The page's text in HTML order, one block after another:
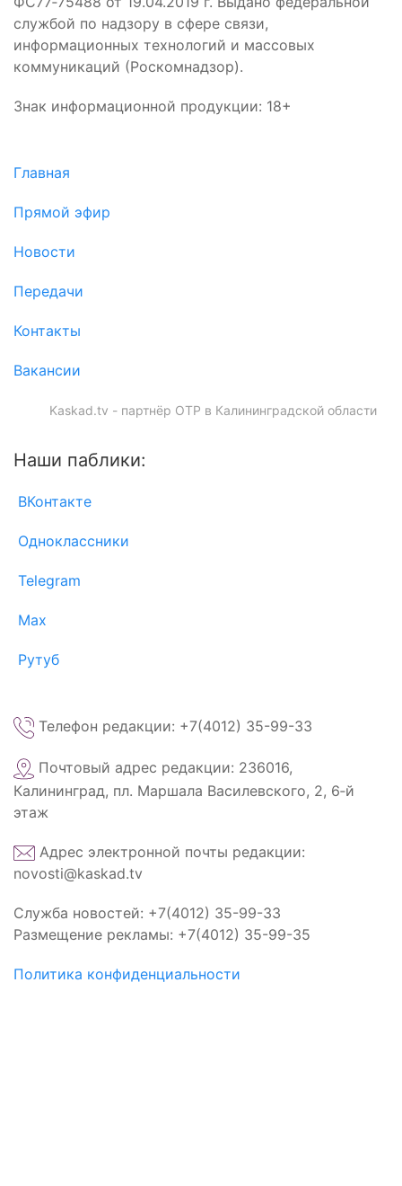
службой по надзору в сфере связи,
информационных технологий и массовых
коммуникаций (Роскомнадзор).
Знак информационной продукции: 18+
Главная
Прямой эфир
Новости
Передачи
Контакты
Вакансии
Kaskad.tv - партнёр ОТР в Калининградской области
Наши паблики:
ВКонтакте
Одноклассники
Telegram
Max
Рутуб
Телефон редакции: +7(4012) 35-99-33
Почтовый адрес редакции: 236016,
Калининград, пл. Маршала Василевского, 2, 6‑й
этаж
Адрес электронной почты редакции:
novosti@kaskad.tv
Служба новостей: +7(4012) 35-99-33
Размещение рекламы: +7(4012) 35-99-35
Политика конфиденциальности